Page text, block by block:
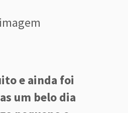
e ainda foi
um belo dia